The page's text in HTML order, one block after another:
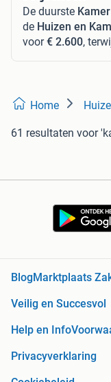
De duurste
de Huizen en
voor€ 2.600,
Home
61 resultaten voor
BlogMarktplaats
Veilig en Succesvol
Help en Info
Privacyverklaring